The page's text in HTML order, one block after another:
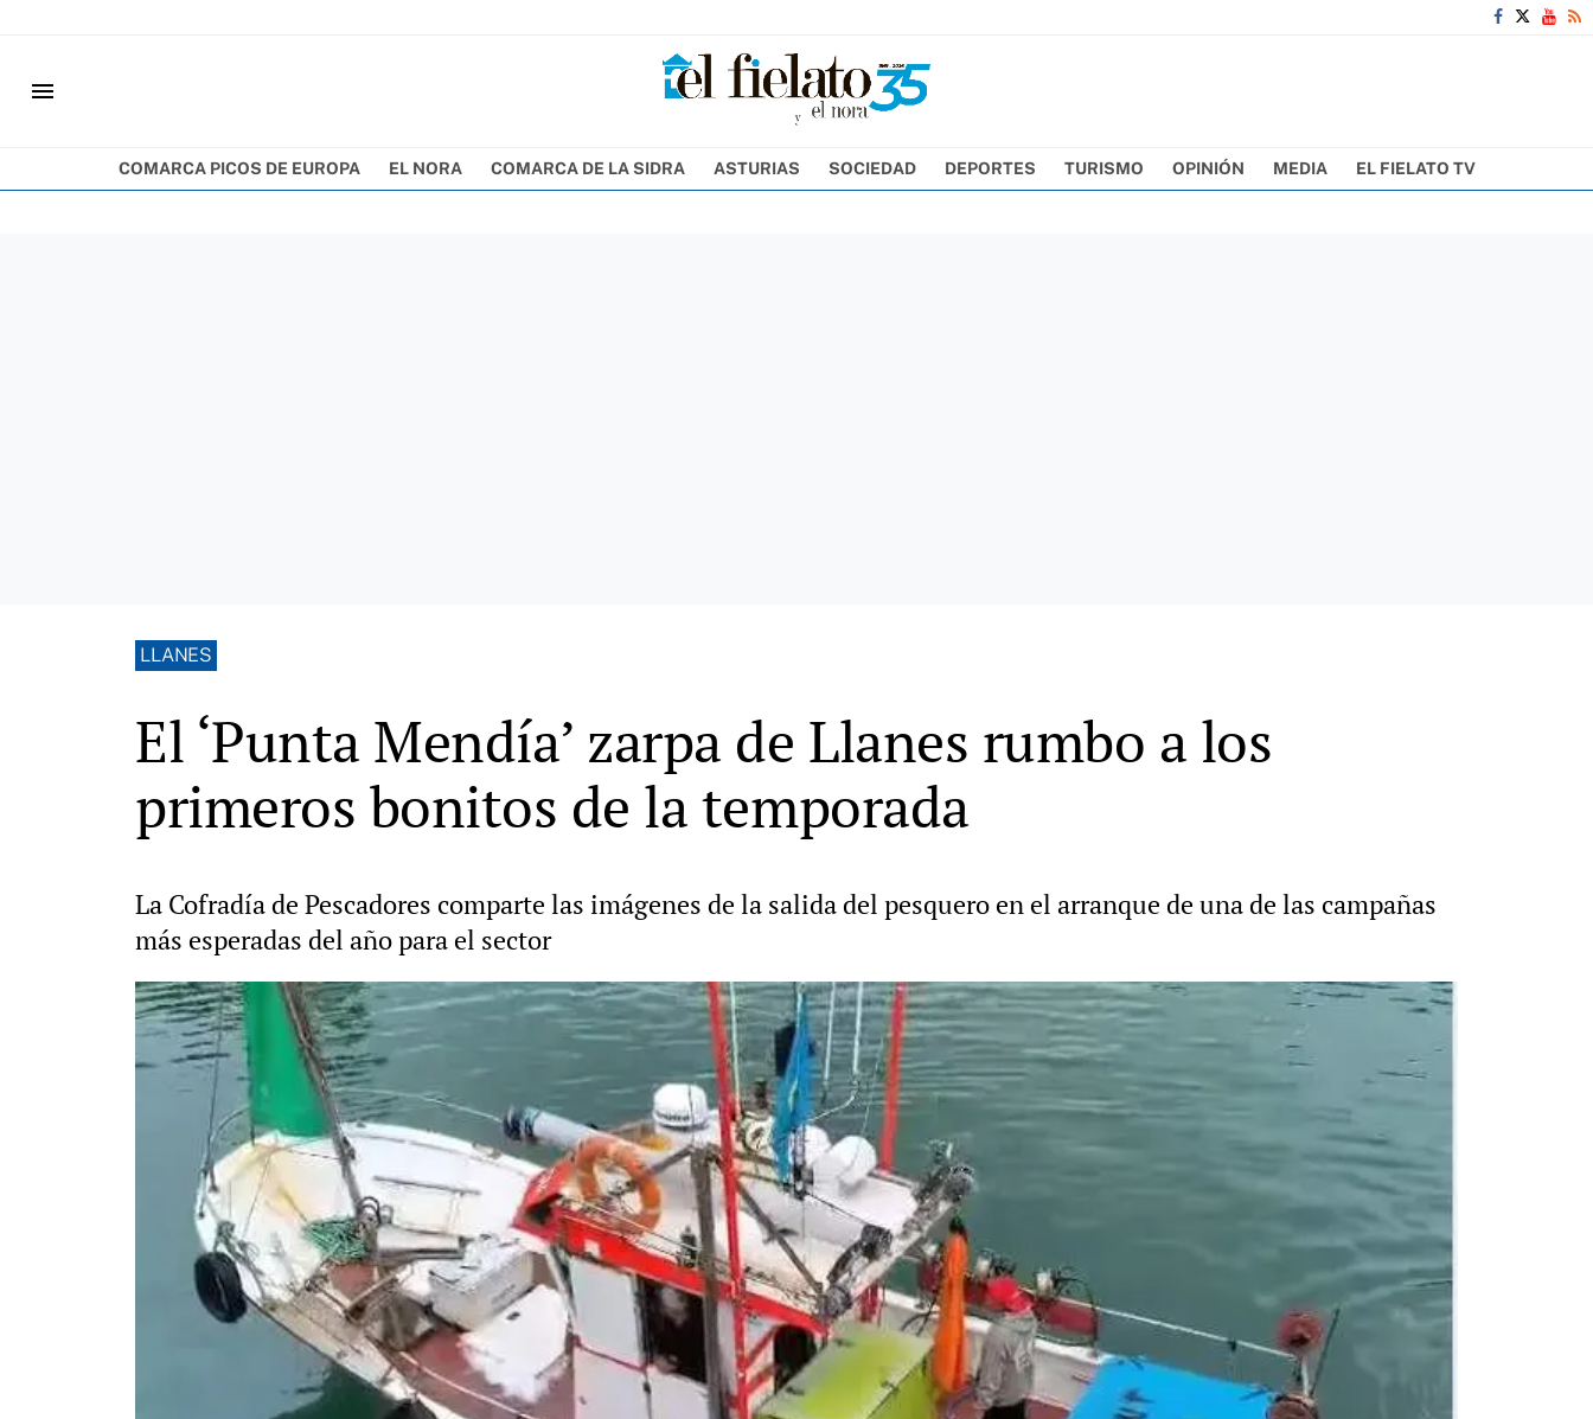
menu
COMARCA PICOS DE EUROPA EL NORA COMARCA DE LA SIDRA ASTURIAS SOCIEDAD DEPORTES TURISMO OPINIÓN MEDIA EL FIELATO TV
LLANES
El ‘Punta Mendía’ zarpa de Llanes rumbo a los
primeros bonitos de la temporada
La Cofradía de Pescadores comparte las imágenes de la salida del pesquero en el arranque de una de las campañas
más esperadas del año para el sector